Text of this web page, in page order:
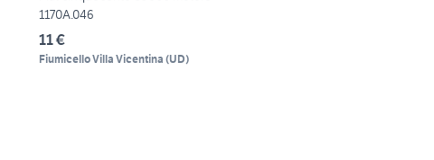
1170A.046
11 €
Fiumicello Villa Vicentina (UD)